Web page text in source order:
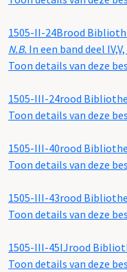
1505-II-24Brood
N.B. In een band deel IV,V,
Toon details van deze
1505-III-24rood
Toon details van deze
1505-III-40rood
Toon details van deze
1505-III-43rood
Toon details van deze
1505-III-45IJrood
Toon details van deze